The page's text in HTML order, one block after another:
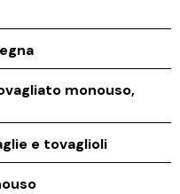
monouso,
e tovaglioli